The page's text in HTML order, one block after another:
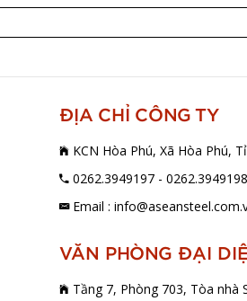
ĐỊA CHỈ CÔNG TY
KCN Hòa Phú, Xã Hòa Phú,
0262.3949197 - 0262.3949198
Email :
VĂN PHÒNG ĐẠI
Tầng 7, Phòng 703, Tòa nhà